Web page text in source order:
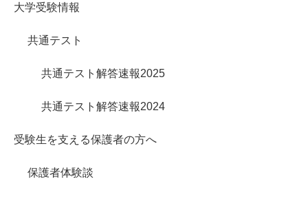
大学受験情報
共通テスト
共通テスト解答速報2025
共通テスト解答速報2024
受験生を支える保護者の方へ
保護者体験談